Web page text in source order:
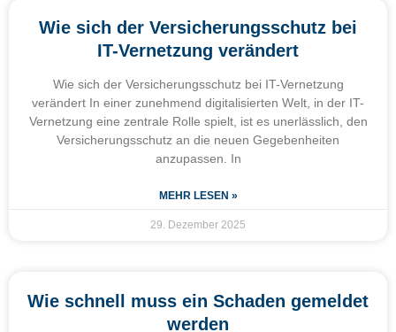
Wie sich der Versicherungsschutz bei
IT-Vernetzung verändert
Wie sich der Versicherungsschutz bei IT-Vernetzung
verändert In einer zunehmend digitalisierten Welt, in der IT-
Vernetzung eine zentrale Rolle spielt, ist es unerlässlich, den
Versicherungsschutz an die neuen Gegebenheiten
anzupassen. In
MEHR LESEN »
29. Dezember 2025
Wie schnell muss ein Schaden gemeldet
werden